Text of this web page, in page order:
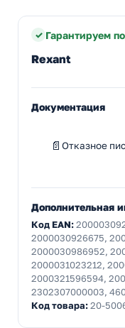
Гарантируем
Rexant
Документация
Отказное
Дополнительная
Код EAN:
2000030926675,
2000030986952,
2000031023212,
2000321596594,
2302307000003,
Код товара:20-